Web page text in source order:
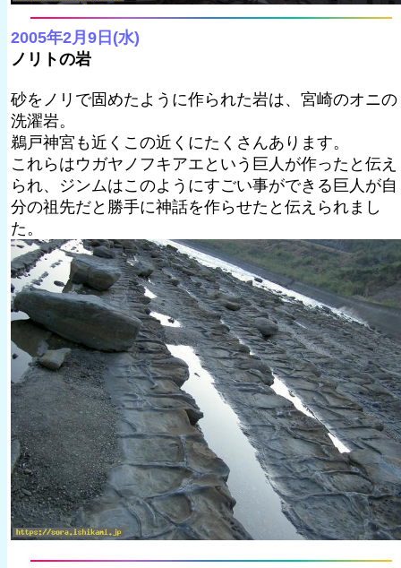
2005年2月9日(水)
ノリトの岩
砂をノリで固めたように作られた岩は、宮崎のオニの
洗濯岩。
鵜戸神宮も近くこの近くにたくさんあります。
これらはウガヤノフキアエという巨人が作ったと伝え
られ、ジンムはこのようにすごい事ができる巨人が自
分の祖先だと勝手に神話を作らせたと伝えられまし
た。